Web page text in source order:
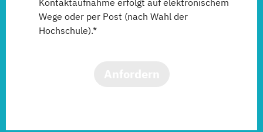
Kontaktaufnahme erfolgt auf elektronischem
Wege oder per Post (nach Wahl der
Hochschule).*